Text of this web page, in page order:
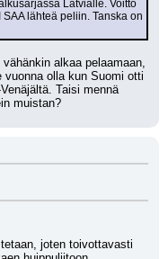
Latvialle. Voitto
lähteä peliin. Tanska on
alkaa pelaamaan,
olla kun Suomi otti
Taisi mennä
muistan?
joten toivottavasti